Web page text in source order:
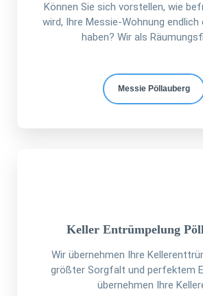
Können Sie sich vorstellen, wie
wird, Ihre Messie-Wohnung
haben? Wir als
Messie Pöllauberg
Keller Entrümpelung
Wir übernehmen Ihre
größter Sorgfalt und perfektem
übernehmen Ihre